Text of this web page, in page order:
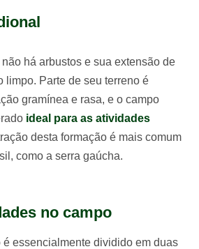
há arbustos e sua extensão de
limpo. Parte de seu terreno é
gramínea e rasa, e o campo
ideal para as atividades
desta formação é mais comum
como a serra gaúcha.
no campo
é essencialmente dividido em duas